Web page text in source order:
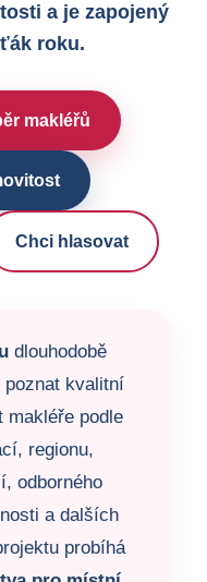
a je zapojený
roku.
makléřů
Chci hlasovat
dlouhodobě
poznat kvalitní
makléře podle
regionu,
odborného
a dalších
probíhá